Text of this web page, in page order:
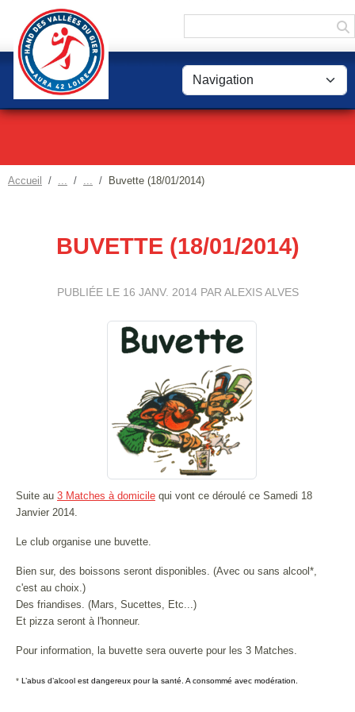
Accueil Buvette (18/01/2014)
BUVETTE (18/01/2014)
PUBLIÉE LE 16 JANV. 2014PAR ALEXIS ALVES
Suite au 3 Matches à domicile qui vont ce déroulé ce Samedi 18
Janvier 2014.
Le club organise une buvette.
Bien sur, des boissons seront disponibles. (Avec ou sans alcool*,
c'est au choix.)
Des friandises. (Mars, Sucettes, Etc...)
Et pizza seront à l'honneur.
Pour information, la buvette sera ouverte pour les 3 Matches.
* L’abus d’alcool est dangereux pour la santé. A consommé avec modération.
Panneau de gestion des cookies